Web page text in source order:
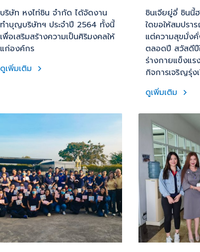
บริษัท หงไท่ซิน จำกัด ได้จัดงาน
ทำบุญบริษัทฯ ประจำปี 2564 ทั้งนี้
เพื่อเสริมสร้างความเป็นศิริมงคลให้
แก่องค์กร
ดูเพิ่มเติม
ซินเจียยู่อี่ ซินนี้
ใดขอให้สมปรา
แต่ความสุขมั่ง
ตลอดปี สวัสดีปี
ร่างกายแข็งแร
กิจการเจริญรุ่ง
ดูเพิ่มเติม